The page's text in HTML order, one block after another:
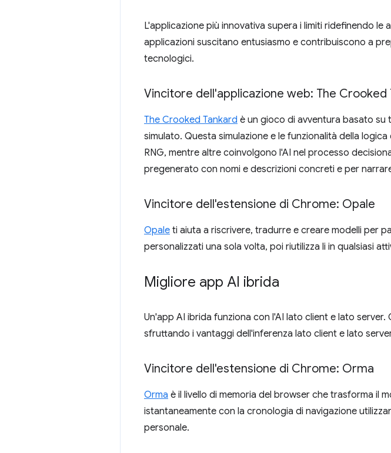
L'applicazione più innovativa supera i limiti ridefinendo
applicazioni suscitano entusiasmo e contribuiscono a
tecnologici.
Vincitore dell'applicazione web: The Crooked
The Crooked Tankard è un gioco di avventura basato su
simulato. Questa simulazione e le funzionalità della
RNG, mentre altre coinvolgono l'AI nel processo
pregenerato con nomi e descrizioni concreti e per
Vincitore dell'estensione di Chrome: Opale
Opale ti aiuta a riscrivere, tradurre e creare modelli per
personalizzati una sola volta, poi riutilizza li in qualsiasi
Migliore app AI ibrida
Un'app AI ibrida funziona con l'AI lato client e lato
sfruttando i vantaggi dell'inferenza lato client e lato
Vincitore dell'estensione di Chrome: Orma
Orma è il livello di memoria del browser che trasforma il
istantaneamente con la cronologia di navigazione
personale.